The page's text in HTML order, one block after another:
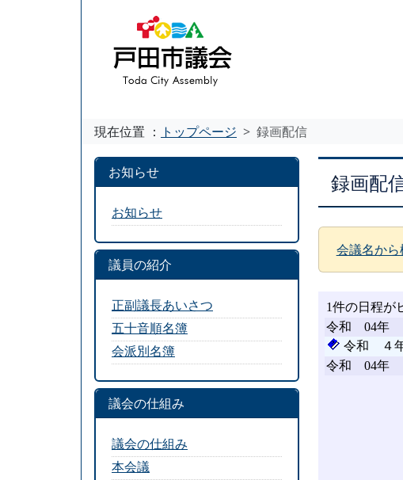
現在位置 ： トップページ 録画配信
録画配
会議名から
お知らせ
お知らせ
議員の紹介
正副議長あいさつ
五十音順名簿
会派別名簿
議会の仕組み
議会の仕組み
本会議